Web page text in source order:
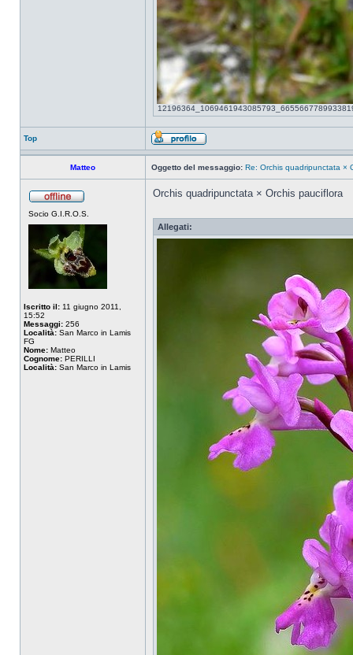
Top
Matteo Oggetto del messaggio: Re: Orchis quadripunctata ×
Socio G.I.R.O.S.
Iscritto il: 11 giugno 2011,
15:52
Messaggi: 256
Località: San Marco in Lamis
FG
Nome: Matteo
Cognome: PERILLI
Località: San Marco in Lamis
Orchis quadripunctata × Orchis pauciflora
Allegati: